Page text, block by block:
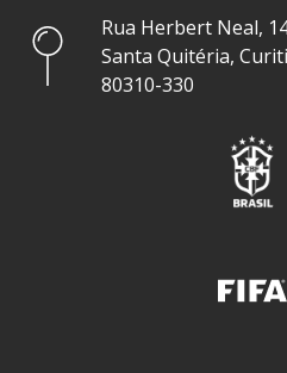
Rua Herbert Neal,
Santa Quitéria,
80310-330